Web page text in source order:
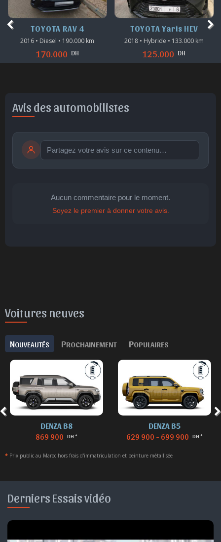
TOYOTA RAV 4
2016 • Diesel • 190.000 km
170.000 DH
TOYOTA Yaris HEV
2018 • Hybride • 133.000 km
125.000 DH
Avis des automobilistes
publication immédiate Publier
Aucun commentaire pour le moment.
Soyez le premier à donner votre avis.
Voitures neuves
NOUVEAUTÉS PROCHAINEMENT POPULAIRES
DENZA B8
869 900 DH *
DENZA B5
629 900 - 699 900 DH *
* Prix public au Maroc hors frais d'immatriculation et peinture métallisée
Derniers Essais vidéo